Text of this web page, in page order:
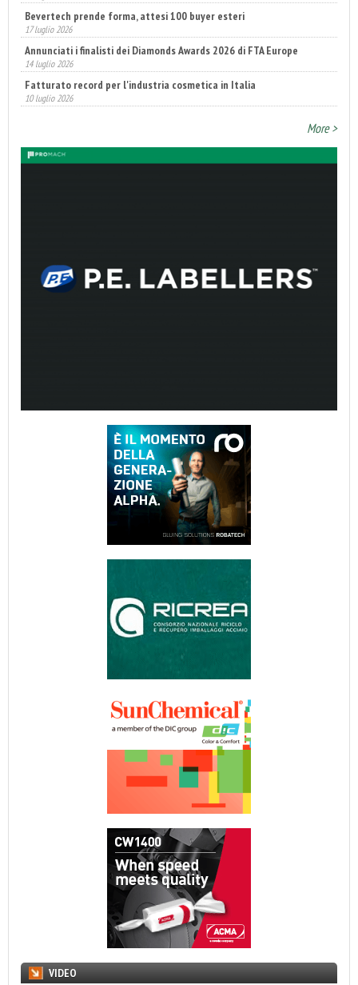
Bevertech prende forma, attesi 100 buyer esteri
17 luglio 2026
Annunciati i finalisti dei Diamonds Awards 2026 di FTA Europe
14 luglio 2026
Fatturato record per l'industria cosmetica in Italia
10 luglio 2026
More >
VIDEO